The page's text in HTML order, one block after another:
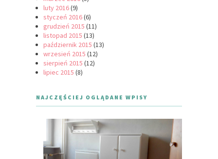
luty 2016(9)
styczeń 2016(6)
grudzień 2015 (11)
listopad 2015 (13)
październik 2015 (13)
wrzesień 2015 (12)
sierpień 2015 (12)
lipiec 2015 (8)
NAJCZĘŚCIEJ OGLĄDANE WPISY